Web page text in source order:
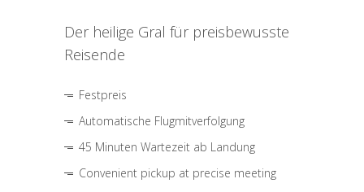
Der heilige Gral für preisbewusste
Reisende
Festpreis
Automatische Flugmitverfolgung
45 Minuten Wartezeit ab Landung
Convenient pickup at precise meeting